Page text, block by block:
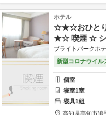
ホテル
☆★☆おひとり
★☆ 喫煙 ☆ シ
ブライトパークホ
新型コロナウイル
個室
寝室1室
寝具1組
高知県高知市追